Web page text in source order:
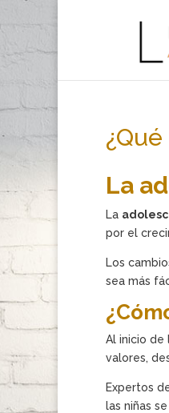
La
La
por el
Los
sea más
Al inicio de
valores,
Expertos
las niñas